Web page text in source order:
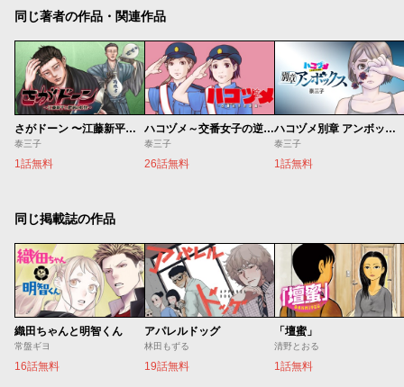
同じ著者の作品・関連作品
さがドーン 〜江藤新平と肥前の妖怪〜
泰三子
1話無料
ハコヅメ～交番女子の逆襲～
泰三子
26話無料
ハコヅメ別章 アンボックス
泰三子
1話無料
同じ掲載誌の作品
織田ちゃんと明智くん
常盤ギヨ
16話無料
アパレルドッグ
林田もずる
19話無料
「壇蜜」
清野とおる
1話無料